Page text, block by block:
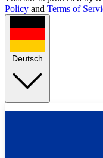
Policy and Terms of
Deutsch